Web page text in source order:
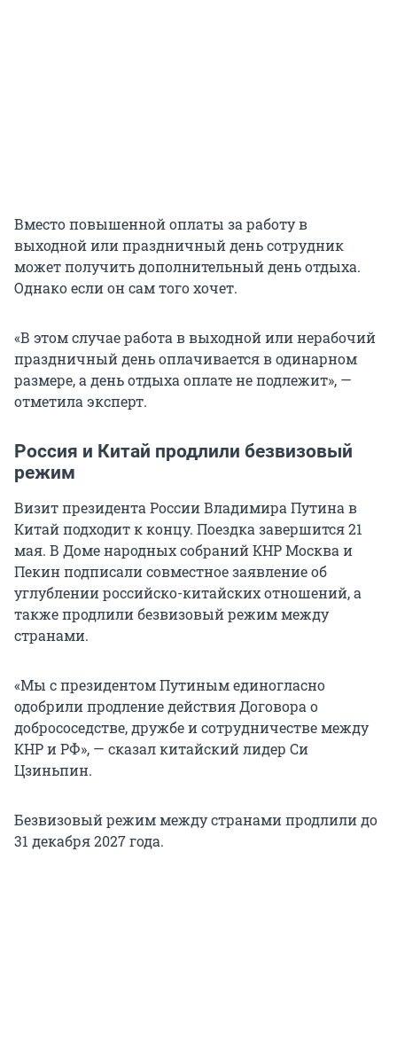
Вместо повышенной оплаты за работу в
выходной или праздничный день сотрудник
может получить дополнительный день отдыха.
Однако если он сам того хочет.
«В этом случае работа в выходной или нерабочий
праздничный день оплачивается в одинарном
размере, а день отдыха оплате не подлежит», —
отметила эксперт.
Россия и Китай продлили безвизовый
режим
Визит президента России Владимира Путина в
Китай подходит к концу. Поездка завершится 21
мая. В Доме народных собраний КНР Москва и
Пекин подписали совместное заявление об
углублении российско-китайских отношений, а
также продлили безвизовый режим между
странами.
«Мы с президентом Путиным единогласно
одобрили продление действия Договора о
добрососедстве, дружбе и сотрудничестве между
КНР и РФ», — сказал китайский лидер Си
Цзиньпин.
Безвизовый режим между странами продлили до
31 декабря 2027 года.